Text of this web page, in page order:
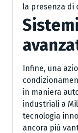
la presenza di
Infine, una
in maniera
industriali a
tecnologia
ancora più